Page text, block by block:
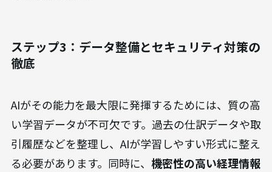
ステップ3：データ整備とセキュリティ対策の
徹底
AIがその能力を最大限に発揮するためには、質の高
い学習データが不可欠です。過去の仕訳データや取
引履歴などを整理し、AIが学習しやすい形式に整え
る必要があります。同時に、 機密性の高い経理情報